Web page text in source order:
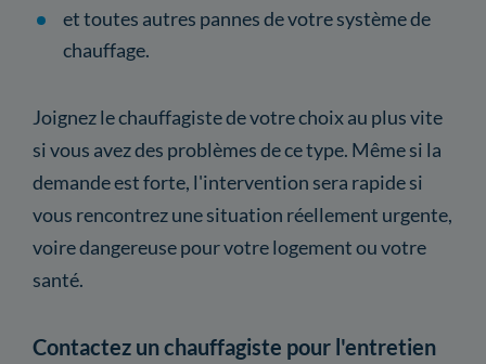
et toutes autres pannes de votre système de
chauffage.
Joignez le chauffagiste de votre choix au plus vite
si vous avez des problèmes de ce type. Même si la
demande est forte, l'intervention sera rapide si
vous rencontrez une situation réellement urgente,
voire dangereuse pour votre logement ou votre
santé.
Contactez un chauffagiste pour l'entretien